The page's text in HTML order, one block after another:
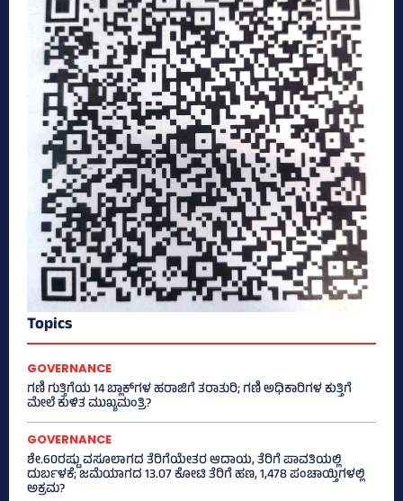
Topics
GOVERNANCE
ಗಣಿ ಗುತ್ತಿಗೆಯ 14 ಬ್ಲಾಕ್‌ಗಳ ಹರಾಜಿಗೆ ತರಾತುರಿ; ಗಣಿ ಅಧಿಕಾರಿಗಳ ಕುತ್ತಿಗೆ
ಮೇಲೆ ಕುಳಿತ ಮುಖ್ಯಮಂತ್ರಿ?
GOVERNANCE
ಶೇ.60ರಷ್ಟು ವಸೂಲಾಗದ ತೆರಿಗೆಯೇತರ ಆದಾಯ, ತೆರಿಗೆ ಪಾವತಿಯಲ್ಲಿ
ದುರ್ಬಳಕೆ; ಜಮೆಯಾಗದ 13.07 ಕೋಟಿ ತೆರಿಗೆ ಹಣ, 1,478 ಪಂಚಾಯ್ತಿಗಳಲ್ಲಿ
ಅಕ್ರಮ?